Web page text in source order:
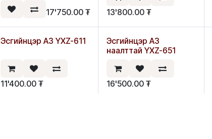
17'750.00 ₮ 13'800.00 ₮
Эсгийнцэр А3 YXZ-611
11'400.00 ₮
Эсгийнцэр А3
наалттай YXZ-651
16'500.00 ₮